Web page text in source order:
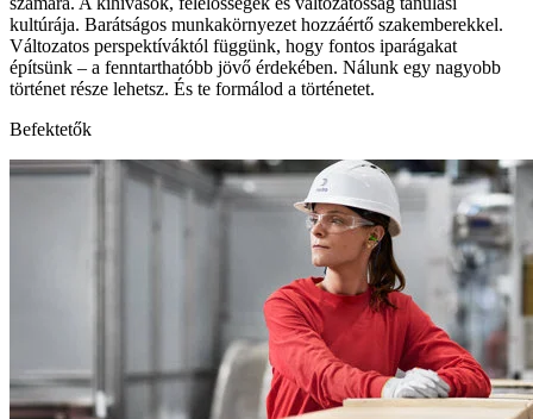
kultúrája. Barátságos munkakörnyezet hozzáértő szakemberekkel.
Változatos perspektíváktól függünk, hogy fontos iparágakat
építsünk – a fenntarthatóbb jövő érdekében. Nálunk egy nagyobb
történet része lehetsz. És te formálod a történetet.
Befektetők